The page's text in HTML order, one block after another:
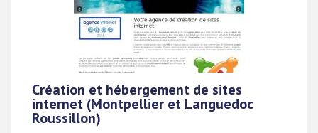
Création et hébergement de sites
internet (Montpellier et Languedoc
Roussillon)